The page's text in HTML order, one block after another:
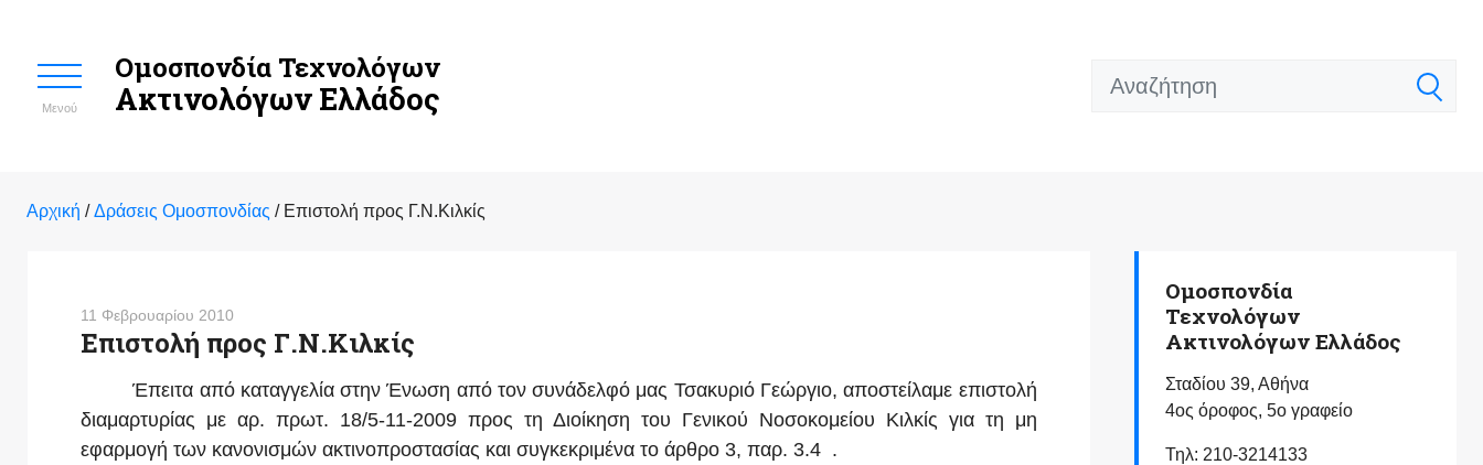
Μενού
Ομοσπονδία Τεχνολόγων
Ακτινολόγων Ελλάδος
Αρχική /Δράσεις Ομοσπονδίας / Επιστολή προς Γ.Ν.Κιλκίς
11 Φεβρουαρίου 2010
Επιστολή προς Γ.Ν.Κιλκίς
Έπειτα από καταγγελία στην Ένωση από τον συνάδελφό μας Τσακυριό Γεώργιο, αποστείλαμε επιστολή
διαμαρτυρίας με αρ. πρωτ. 18/5-11-2009 προς τη Διοίκηση του Γενικού Νοσοκομείου Κιλκίς για τη μη
εφαρμογή των κανονισμών ακτινοπροστασίας και συγκεκριμένα το άρθρο 3, παρ. 3.4 .
Ομοσπονδία
Τεχνολόγων
Ακτινολόγων Ελλάδος
Σταδίου 39, Αθήνα
4ος όροφος, 5ο γραφείο
Τηλ: 210-3214133